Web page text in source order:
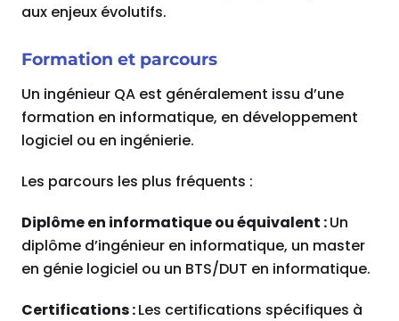
aux enjeux évolutifs.
Formation et parcours
Un ingénieur QA est généralement issu d’une
formation en informatique, en développement
logiciel ou en ingénierie.
Les parcours les plus fréquents :
Diplôme en informatique ou équivalent :Un
diplôme d’ingénieur en informatique, un master
en génie logiciel ou un BTS/DUT en informatique.
Certifications :Les certifications spécifiques à